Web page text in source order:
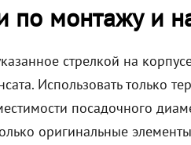
по монтажу и
стрелкой на
Использовать только
посадочного
оригинальные